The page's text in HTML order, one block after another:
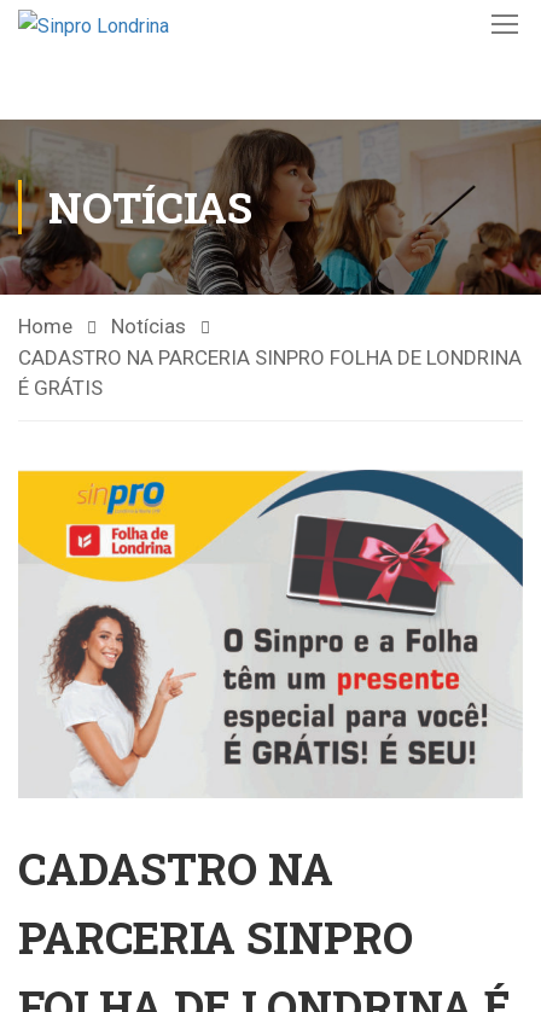
NOTÍCIAS
Home
Notícias
CADASTRO NA PARCERIA SINPRO FOLHA DE LONDRINA
É GRÁTIS
CADASTRO NA
PARCERIA SINPRO